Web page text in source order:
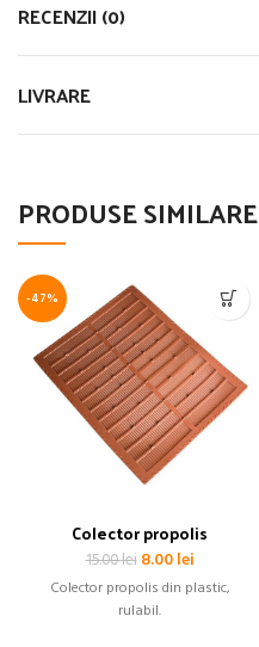
RECENZII (0)
LIVRARE
PRODUSE SIMILARE
-47%
Colector propolis
15.00lei Prețul
inițial
a
fost:
8.00leiPrețul
curent
este:
Colector propolis din plastic,
rulabil.